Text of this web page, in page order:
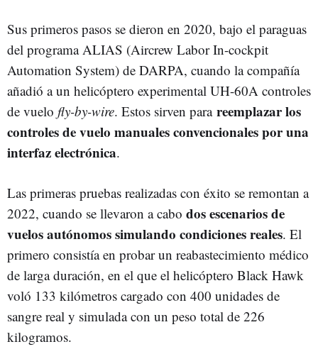
Sus primeros pasos se dieron en 2020, bajo el paraguas
del programa ALIAS (Aircrew Labor In-cockpit
Automation System) de DARPA, cuando la compañía
añadió a un helicóptero experimental UH-60A controles
de vuelo fly-by-wire. Estos sirven para reemplazar los
controles de vuelo manuales convencionales por una
interfaz electrónica.
Las primeras pruebas realizadas con éxito se remontan a
2022, cuando se llevaron a cabo dos escenarios de
vuelos autónomos simulando condiciones reales. El
primero consistía en probar un reabastecimiento médico
de larga duración, en el que el helicóptero Black Hawk
voló 133 kilómetros cargado con 400 unidades de
sangre real y simulada con un peso total de 226
kilogramos.